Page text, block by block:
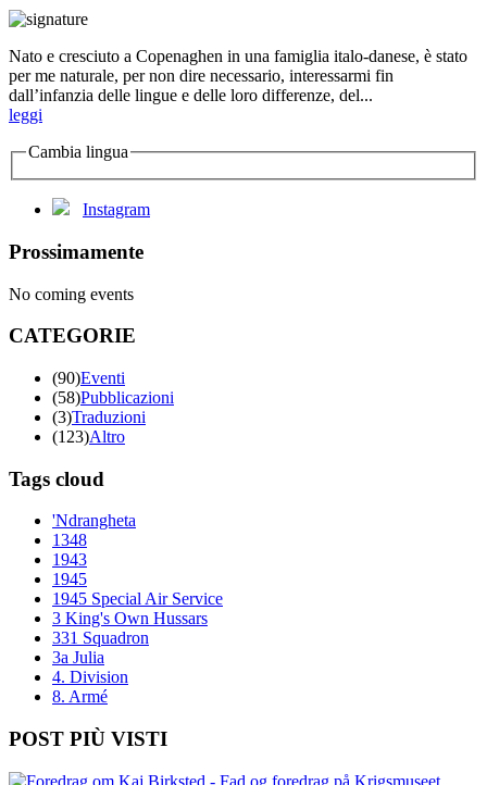
Nato e cresciuto a Copenaghen in una famiglia italo-danese, è stato
per me naturale, per non dire necessario, interessarmi fin
dall’infanzia delle lingue e delle loro differenze, del...
leggi
Cambia lingua
Instagram
Prossimamente
No coming events
CATEGORIE
(90)Eventi
(58)Pubblicazioni
(3)Traduzioni
(123)Altro
Tags cloud
'Ndrangheta
1348
1943
1945
1945 Special Air Service
3 King's Own Hussars
331 Squadron
3a Julia
4. Division
8. Armé
POST PIÙ VISTI